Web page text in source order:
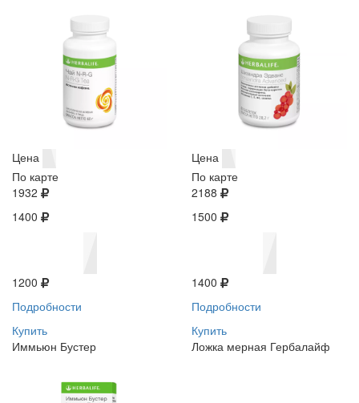
Цена
По карте
1932
1400
1200
Подробности
Купить
Цена
По карте
2188
1500
1400
Подробности
Купить
Иммьюн Бустер
Ложка мерная Гербалайф